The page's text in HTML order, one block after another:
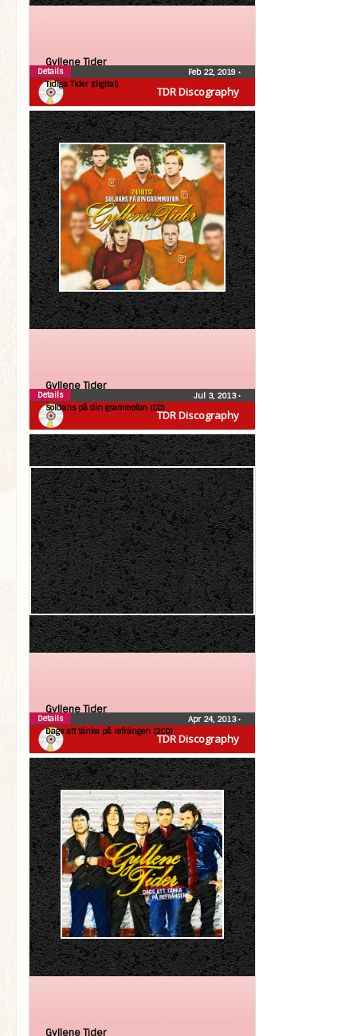
TDR Discography
Gyllene Tider
Tidiga Tider (digital)
Feb 22, 2019 •
Details
TDR Discography
Gyllene Tider
Soldans på din grammofon (CD)
Jul 3, 2013•
Details
TDR Discography
Gyllene Tider
Dags att tänka på refrängen (2CD)
Apr 24, 2013•
Details
Gyllene Tider